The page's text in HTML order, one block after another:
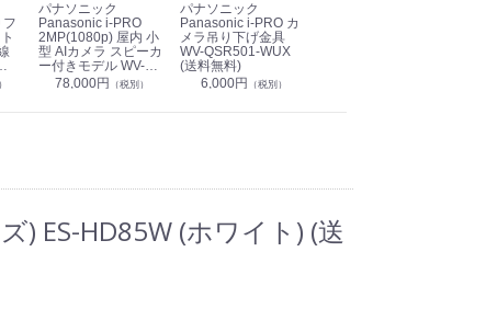
)
パナソニック
Panasonic i-PRO
2MP(1080p) 屋内 小
型 AIカメラ スピーカ
ー付きモデル WV-
S71301-F2L (送料無
78,000円 （税別）
パナソニック
Panasonic i-PRO カ
メラ吊り下げ金具
WV-QSR501-WUX
(送料無料)
6,000円 （税別）
) ES-HD85W (ホワイト) (送